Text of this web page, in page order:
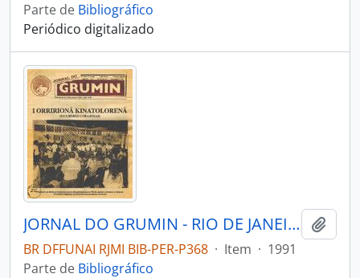
Parte de Bibliográfico
Periódico digitalizado
JORNAL DO GRUMIN - RIO DE JANEIRO GRUMIN - 1991 - Nº05
BR DFFUNAI RJMI BIB-PER-P368 · Item · 1991
Parte de Bibliográfico